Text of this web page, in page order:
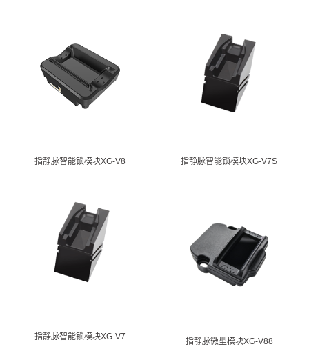
指静脉智能锁模块XG-V8 指静脉智能锁模块XG-V7S
指静脉智能锁模块XG-V7
指静脉微型模块XG-V88